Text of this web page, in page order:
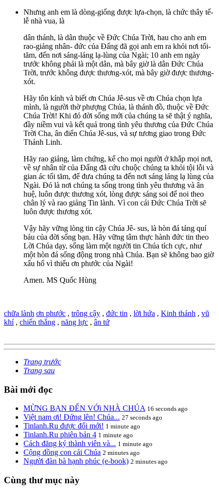
Nhưng anh em là dòng-giống được lựa-chọn, là chức thây tế-
lễ nhà vua, là
dân thánh, là dân thuộc về Đức Chúa Trời, hau cho anh em
rao-giảng nhân- đức của Đấng đã gọi anh em ra khỏi nơi tối-
tăm, đến nơi sáng-láng lạ-lùng của Ngài; 10 anh em ngày
trước không phải là một dân, mà bây giờ là dân Đức Chúa
Trời, trước không được thương-xót, mà bây giờ được thương-
xót.
Hãy tôn kính và biết ơn Chúa Jê-sus về ơn Chúa chọn lựa
mình, là người thờ phượng Chúa, là thánh đồ, thuộc về Đức
Chúa Trời! Khi đó đời sống mới của chúng ta sẽ thật ý nghĩa,
đầy niềm vui và kết quả trong tình yêu thương của Đức Chúa
Trời Cha, ân điển Chúa Jê-sus, và sự tương giao trong Đức
Thánh Linh.
Hãy rao giảng, làm chứng, kể cho mọi người ở khắp mọi nơi,
về sự nhân từ của Đấng đã cứu chuộc chúng ta khỏi tội lỗi và
gian ác tối tăm, để đưa chúng ta đến nơi sáng láng lạ lùng của
Ngài. Đó là nơi chúng ta sống trong tình yêu thương và ân
huệ, luôn được thương xót, lòng được sáng soi để noi theo
chân lý và rao giảng Tin lành. Vì con cái Đức Chúa Trời sẽ
luôn được thương xót.
Vậy hãy vững lòng tin cậy Chúa Jê- sus, là hòn đá tảng quí
báu của đời sống bạn. Hãy vững tâm thực hành đức tin theo
Lời Chúa dạy, sống làm một người tin Chúa tích cực, như
một hòn đá sống động trong nhà Chúa. Bạn sẽ không bao giờ
xấu hổ vì thiếu ơn phước của Ngài!
Amen. MS Quốc Hùng
chữa lành ơn phước , trông cậy , đức tin , lời hứa , Kinh thánh , vũ
khí, chiến thắng , năng lực , ân tứ
Trang trước
Trang sau
Bài mới đọc
MỪNG BẠN ÐẾN VỚi NHÀ CHÚA 16 seconds ago
Việt nam ơi! Đứng lên! Chúa... 27 seconds ago
Tinlanh.Ru được đổi mới! 1 minute ago
Tinlanh.Ru phiên bản 4 1 minute ago
Cách đăng ký thành viên và... 1 minute ago
Cộng đồng con cái Chúa 2 minutes ago
Người đàn bà hạnh phúc (e-book) 2 minutes ago
Cùng thư mục này